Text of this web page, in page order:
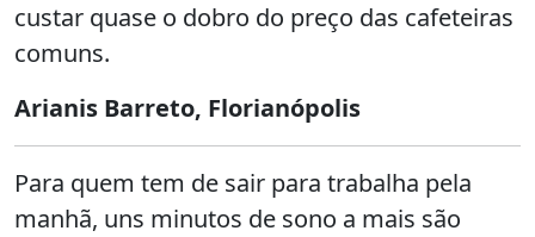
custar quase o dobro do preço das cafeteiras
comuns.
Arianis Barreto, Florianópolis
Para quem tem de sair para trabalha pela
manhã, uns minutos de sono a mais são